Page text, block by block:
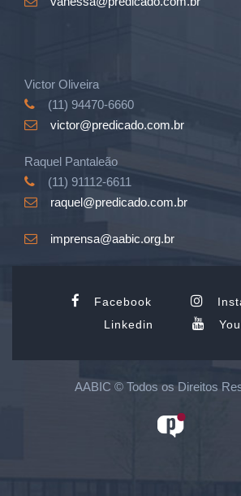
Victor Oliveira
(11) 94470-6660
victor@predicado.com.br
Raquel Pantaleão
(11) 91112-6611
raquel@predicado.com.br
imprensa@aabic.org.br
Facebook
Linkedin
AABIC © Todos os Direitos